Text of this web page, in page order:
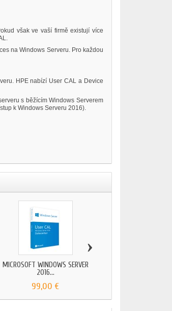
však ve vaší firmě existují více
na Windows Serveru. Pro každou
HPE nabízí User CAL a Device
s běžícím Windows Serverem
k Windows Serveru 2016).
MICROSOFT WINDOWS SERVER
2016...
99,00 €
›